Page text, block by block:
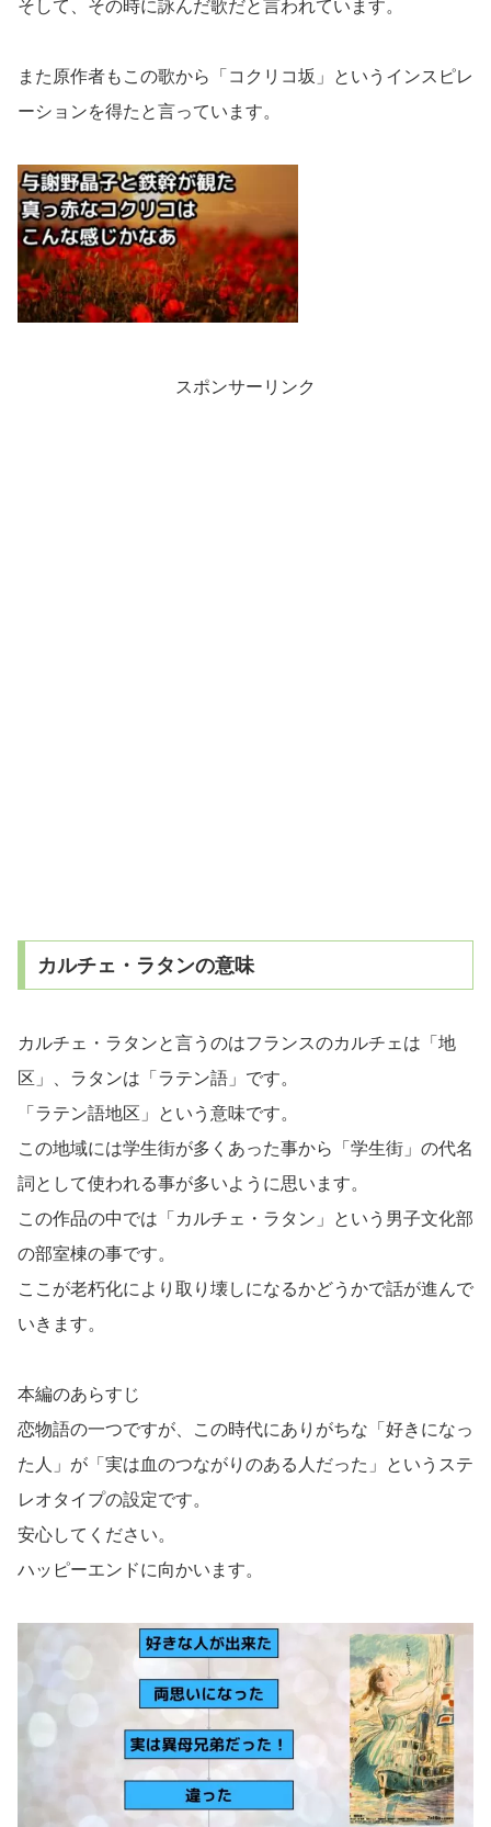
そして、その時に詠んだ歌だと言われています。
また原作者もこの歌から「コクリコ坂」というインスピレ
ーションを得たと言っています。
スポンサーリンク
カルチェ・ラタンの意味
カルチェ・ラタンと言うのはフランスのカルチェは「地
区」、ラタンは「ラテン語」です。
「ラテン語地区」という意味です。
この地域には学生街が多くあった事から「学生街」の代名
詞として使われる事が多いように思います。
この作品の中では「カルチェ・ラタン」という男子文化部
の部室棟の事です。
ここが老朽化により取り壊しになるかどうかで話が進んで
いきます。
本編のあらすじ
恋物語の一つですが、この時代にありがちな「好きになっ
た人」が「実は血のつながりのある人だった」というステ
レオタイプの設定です。
安心してください。
ハッピーエンドに向かいます。